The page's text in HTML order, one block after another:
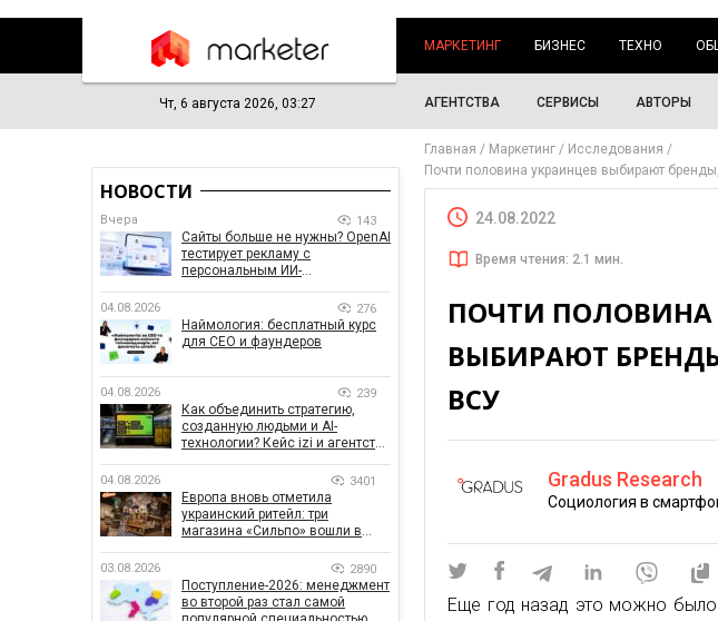
МАРКЕТИНГ БИЗНЕС ТЕХНО
Чт, 6 августа 2026, 03:27 АГЕНТСТВА СЕРВИСЫ АВТОРЫ
Главная Маркетинг
Исследования
Почти половина украинцев выбирают
24.08.2022
Время чтения: 2.1 мин.
ПОЧТИ ПОЛОВИНА
ВЫБИРАЮТ
ВСУ
Gradus Research
Социология в
Еще год назад это можно было
НОВОСТИ
Вчера 143
Сайты больше не нужны? OpenAI
тестирует рекламу с
персональным ИИ-
04.08.2026 276
Наймология: бесплатный курс
для CEO и фаундеров
04.08.2026 239
Как объединить стратегию,
созданную людьми и AI-
технологии? Кейс izi и агентства
04.08.2026 3401
Европа вновь отметила
украинский ритейл: три
магазина «Сильпо» вошли в
03.08.2026 2890
Поступление-2026: менеджмент
во второй раз стал самой